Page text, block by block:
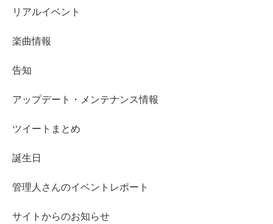
リアルイベント
楽曲情報
告知
アップデート・メンテナンス情報
ツイートまとめ
誕生日
管理人さんのイベントレポート
サイトからのお知らせ